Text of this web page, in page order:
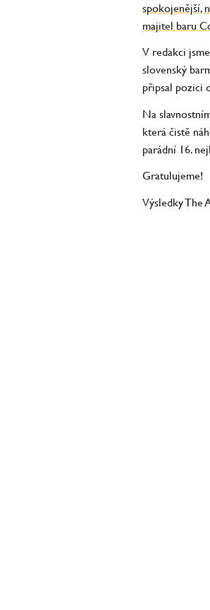
spokojenější,
majitel baru
V redakci
slovenský
připsal pozici
Na
která čistě
parádní 16.
Gratulujeme!
Výsledky The